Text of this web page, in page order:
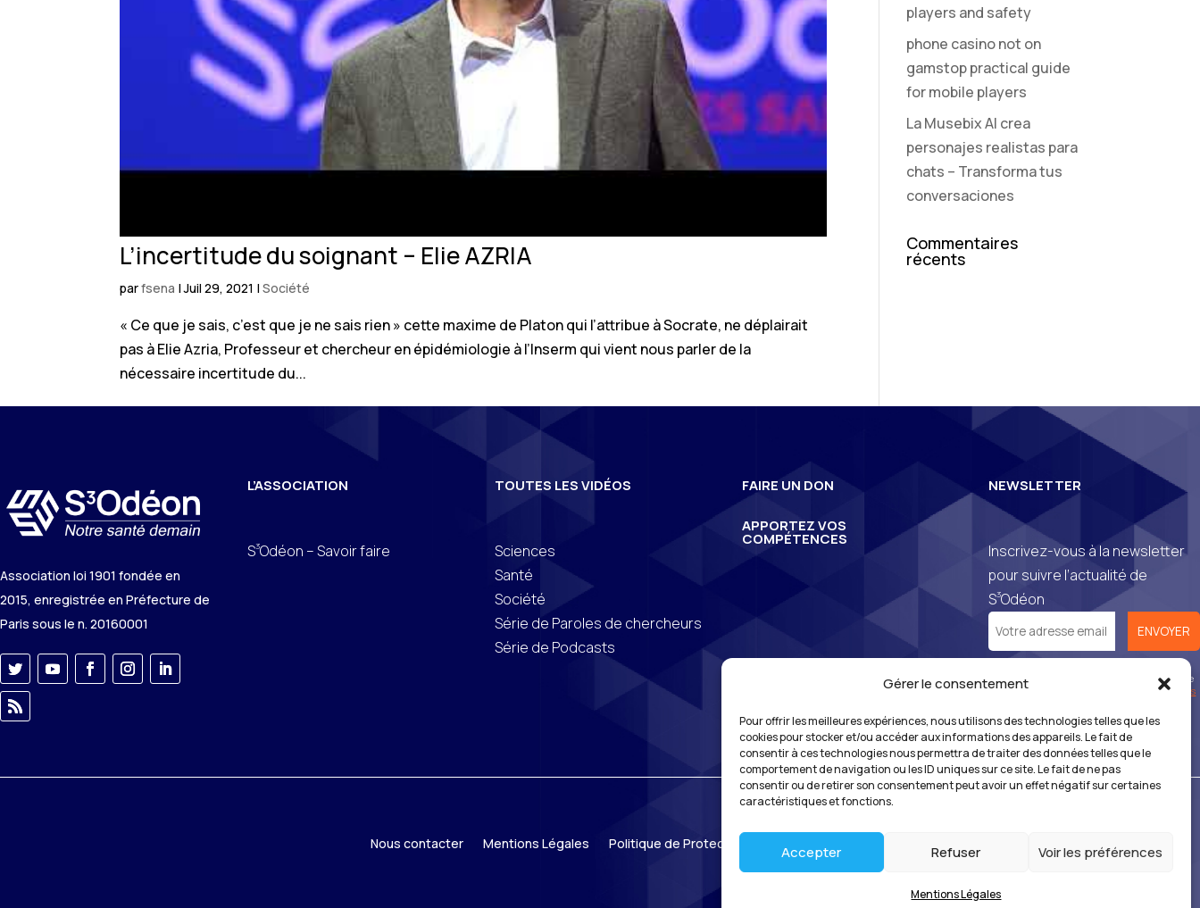
Gérer le consentement
Pour offrir les meilleures expériences, nous utilisons des technologies telles que les
cookies pour stocker et/ou accéder aux informations des appareils. Le fait de
consentir à ces technologies nous permettra de traiter des données telles que le
comportement de navigation ou les ID uniques sur ce site. Le fait de ne pas
consentir ou de retirer son consentement peut avoir un effet négatif sur certaines
caractéristiques et fonctions.
Accepter Refuser Voir les préférences
Mentions Légales
L’incertitude du soignant – Elie AZRIA
parfsena |Juil 29, 2021 |Société
« Ce que je sais, c’est que je ne sais rien » cette maxime de Platon qui l’attribue à Socrate, ne déplairait
pas à Elie Azria, Professeur et chercheur en épidémiologie à l’Inserm qui vient nous parler de la
nécessaire incertitude du...
players and safety
phone casino not on
gamstop practical guide
for mobile players
La Musebix AI crea
personajes realistas para
chats – Transforma tus
conversaciones
Commentaires
récents
Association loi 1901 fondée en
2015, enregistrée en Préfecture de
Paris sous le n. 20160001
L’ASSOCIATION
S3Odéon – Savoir faire
TOUTES LES VIDÉOS
Sciences
Santé
Société
Série de Paroles de chercheurs
Série de Podcasts
FAIRE UN DON
APPORTEZ VOS
COMPÉTENCES
NEWSLETTER
Inscrivez-vous à la newsletter
pour suivre l’actualité de
S3Odéon
reconnaissez avoir pris connaissance de notre
politique de gestion des données personnelles
Nous contacter Mentions Légales Politique de Protection des données